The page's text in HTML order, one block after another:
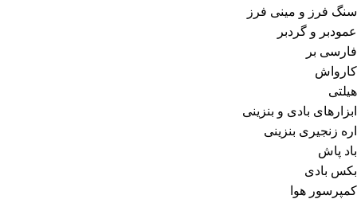
سنگ فرز و مینی فرز
عمودبر و گردبر
فارسی بر
کارواش
هیلتی
ابزارهای بادی و بنزینی
اره زنجیری بنزینی
باد پاش
بکس بادی
کمپرسور هوا